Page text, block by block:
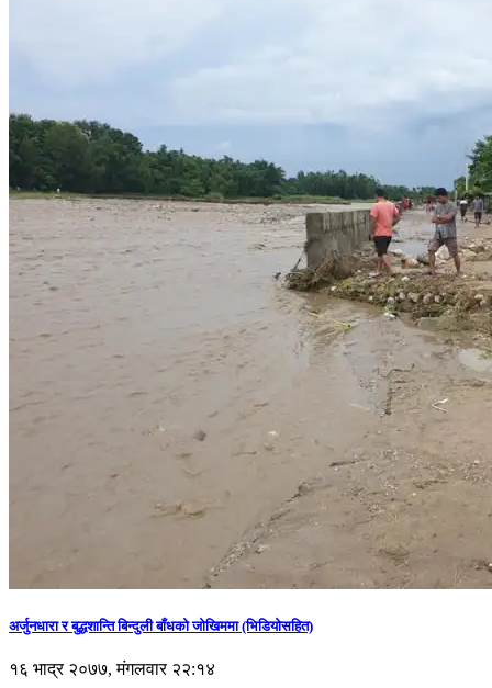
अर्जुनधारा र बुद्धशान्ति बिन्दुली बाँधको जोखिममा (भिडियाेसहित)
१६ भाद्र २०७७, मंगलवार २२:१४